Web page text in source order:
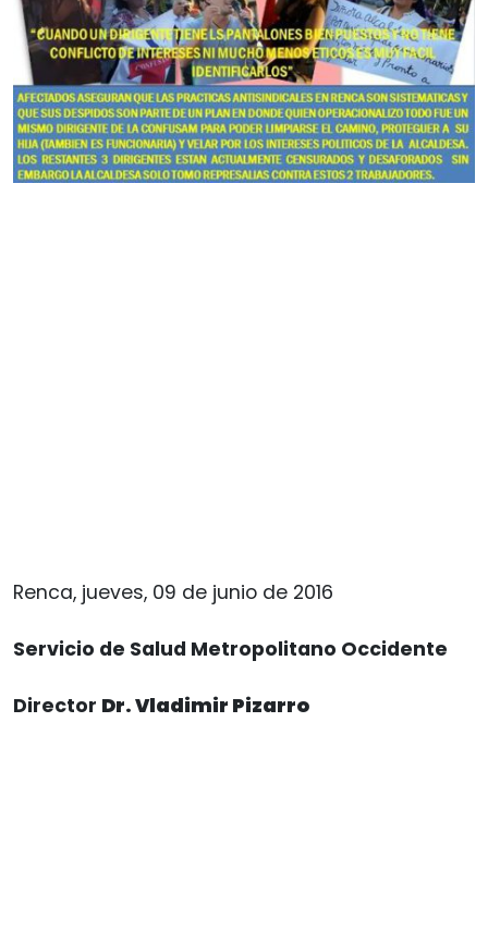
Renca, jueves, 09 de junio de 2016
Servicio de Salud Metropolitano Occidente
Director Dr. Vladimir Pizarro